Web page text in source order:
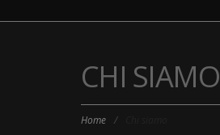
CHI SIAMO
Home /